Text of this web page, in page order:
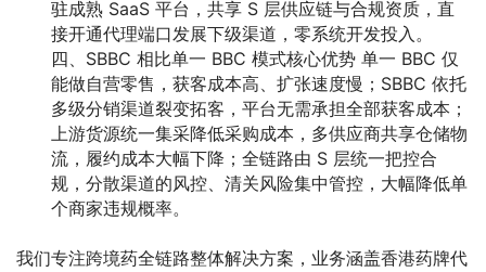
驻成熟 SaaS 平台，共享 S 层供应链与合规资质，直
接开通代理端口发展下级渠道，零系统开发投入。
四、SBBC 相比单一 BBC 模式核心优势 单一 BBC 仅
能做自营零售，获客成本高、扩张速度慢；SBBC 依托
多级分销渠道裂变拓客，平台无需承担全部获客成本；
上游货源统一集采降低采购成本，多供应商共享仓储物
流，履约成本大幅下降；全链路由 S 层统一把控合
规，分散渠道的风控、清关风险集中管控，大幅降低单
个商家违规概率。
我们专注跨境药全链路整体解决方案，业务涵盖香港药牌代